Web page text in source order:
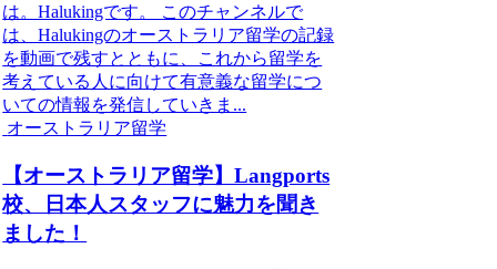
は。Halukingです。 このチャンネルで
は、Halukingのオーストラリア留学の記録
を動画で残すとともに、これから留学を
考えている人に向けて有意義な留学につ
いての情報を発信していきま...
オーストラリア留学
【オーストラリア留学】Langports
校、日本人スタッフに魅力を聞き
ました！